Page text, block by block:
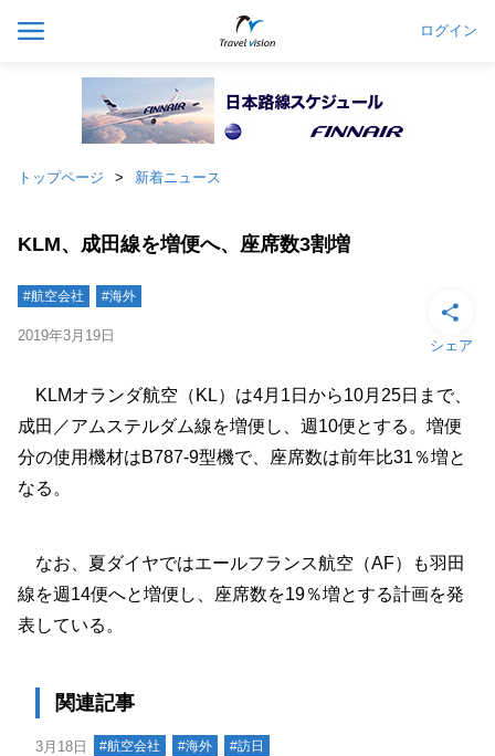
ログイン
トップページ 新着ニュース
KLM、成田線を増便へ、座席数3割増
#航空会社 #海外
2019年3月19日
シェア
KLMオランダ航空（KL）は4月1日から10月25日まで、
成田／アムステルダム線を増便し、週10便とする。増便
分の使用機材はB787-9型機で、座席数は前年比31％増と
なる。
なお、夏ダイヤではエールフランス航空（AF）も羽田
線を週14便へと増便し、座席数を19％増とする計画を発
表している。
関連記事
3月18日 #航空会社 #海外 #訪日